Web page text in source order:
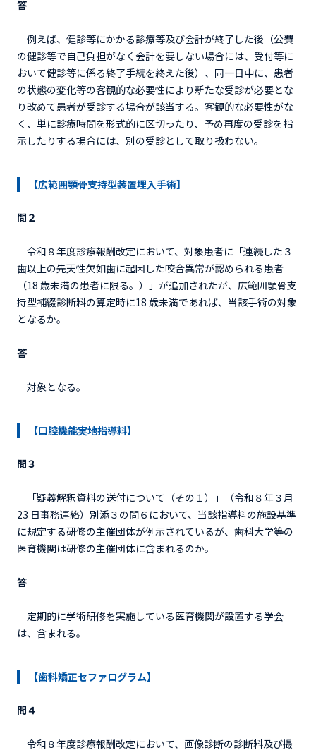
答
例えば、健診等にかかる診療等及び会計が終了した後（公費
の健診等で自己負担がなく会計を要しない場合には、受付等に
おいて健診等に係る終了手続を終えた後）、同一日中に、患者
の状態の変化等の客観的な必要性により新たな受診が必要とな
り改めて患者が受診する場合が該当する。客観的な必要性がな
く、単に診療時間を形式的に区切ったり、予め再度の受診を指
示したりする場合には、別の受診として取り扱わない。
【広範囲顎骨支持型装置埋入手術】
問２
令和８年度診療報酬改定において、対象患者に「連続した３
歯以上の先天性欠如歯に起因した咬合異常が認められる患者
（18 歳未満の患者に限る。）」が追加されたが、広範囲顎骨支
持型補綴診断料の算定時に18 歳未満であれば、当該手術の対象
となるか。
答
対象となる。
【口腔機能実地指導料】
問３
「疑義解釈資料の送付について（その１）」（令和８年３月
23 日事務連絡）別添３の問６において、当該指導料の施設基準
に規定する研修の主催団体が例示されているが、歯科大学等の
医育機関は研修の主催団体に含まれるのか。
答
定期的に学術研修を実施している医育機関が設置する学会
は、含まれる。
【歯科矯正セファログラム】
問４
令和８年度診療報酬改定において、画像診断の診断料及び撮